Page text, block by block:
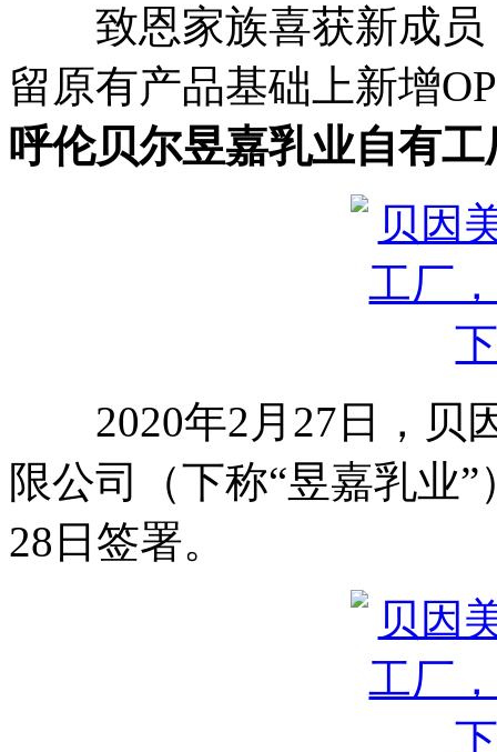
致恩家族喜获新成员
留原有产品基础上新增
呼伦贝尔昱嘉乳业自有
2020年2月27日，贝
限公司（下称“昱嘉乳业
28日签署。